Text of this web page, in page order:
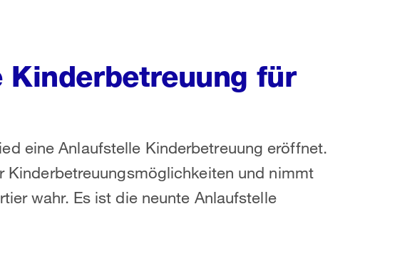
Kinderbetreuung für
eine Anlaufstelle Kinderbetreuung eröffnet.
Kinderbetreuungsmöglichkeiten und nimmt
wahr. Es ist die neunte Anlaufstelle